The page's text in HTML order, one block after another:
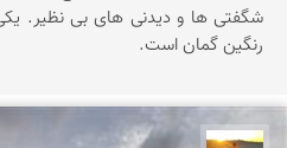
شگفتی ها و دیدنی های بی نظیر.
رنگین گمان است.